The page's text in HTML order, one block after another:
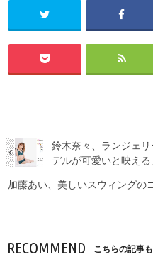
鈴木奈々、ランジェ
デルが可愛いと映える
加藤あい、美しいスウィングの
RECOMMEND こちらの記事も